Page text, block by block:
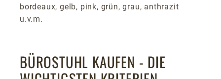
bordeaux, gelb, pink, grün, grau, anthrazit
u.v.m.
BÜROSTUHL KAUFEN - DIE